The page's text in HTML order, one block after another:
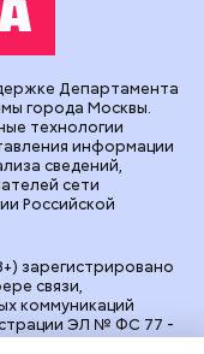
зарегистрировано
связи,
коммуникаций
ЭЛ № ФС 77 -
газеты
Департамента
города Москвы.
технологии
информации
сведений,
сети
Российской